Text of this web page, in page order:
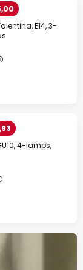
E14, 3-
4-lamps,